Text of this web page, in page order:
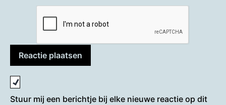
Stuur mij een berichtje bij elke nieuwe reactie op dit